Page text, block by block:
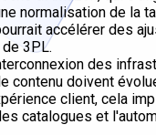
normalisation de la
accélérer des
3PL.
des
contenu doivent
client, cela
catalogues et